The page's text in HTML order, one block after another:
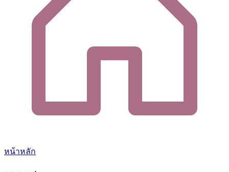
หน้าหลัก